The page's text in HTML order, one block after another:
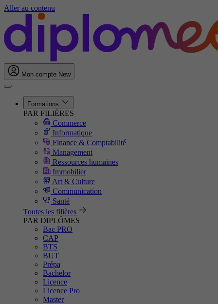
Aller au contenu
Mon compte New
Formations
PAR FILIÈRES
Commerce
Informatique
Finance & Comptabilité
Management
Ressources humaines
Immobilier
Art & Culture
Communication
Santé
Toutes les filières
PAR DIPLÔMES
Bac PRO
CAP
BTS
BUT
Prépa
Bachelor
Licence
Licence Pro
Master